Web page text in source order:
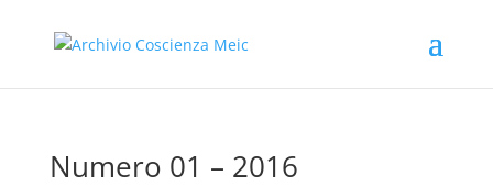
Numero 01 – 2016